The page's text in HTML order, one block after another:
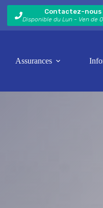
Contactez-nous
Disponible du Lun - Ven de
Assurances